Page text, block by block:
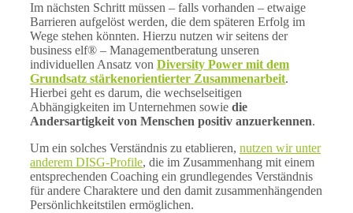
Im nächsten Schritt müssen – falls vorhanden – etwaige
Barrieren aufgelöst werden, die dem späteren Erfolg im
Wege stehen könnten. Hierzu nutzen wir seitens der
business elf® – Managementberatung unseren
individuellen Ansatz von Diversity Power mit dem
Grundsatz stärkenorientierter Zusammenarbeit.
Hierbei geht es darum, die wechselseitigen
Abhängigkeiten im Unternehmen sowie die
Andersartigkeit von Menschen positiv anzuerkennen.
Um ein solches Verständnis zu etablieren, nutzen wir unter
anderem DISG-Profile, die im Zusammenhang mit einem
entsprechenden Coaching ein grundlegendes Verständnis
für andere Charaktere und den damit zusammenhängenden
Persönlichkeitstilen ermöglichen.